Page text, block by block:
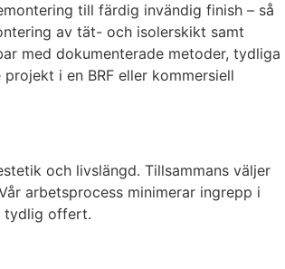
till färdig invändig finish – så
av tät- och isolerskikt samt
med dokumenterade metoder, tydliga
i en BRF eller kommersiell
och livslängd. Tillsammans väljer
arbetsprocess minimerar ingrepp i
tydlig offert.